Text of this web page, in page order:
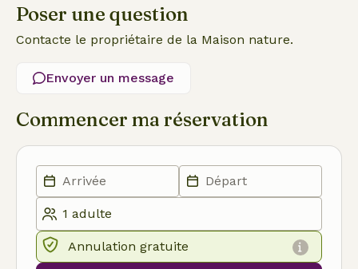
Poser une question
Contacte le propriétaire de la Maison nature.
Envoyer un message
Commencer ma réservation
Annulation gratuite